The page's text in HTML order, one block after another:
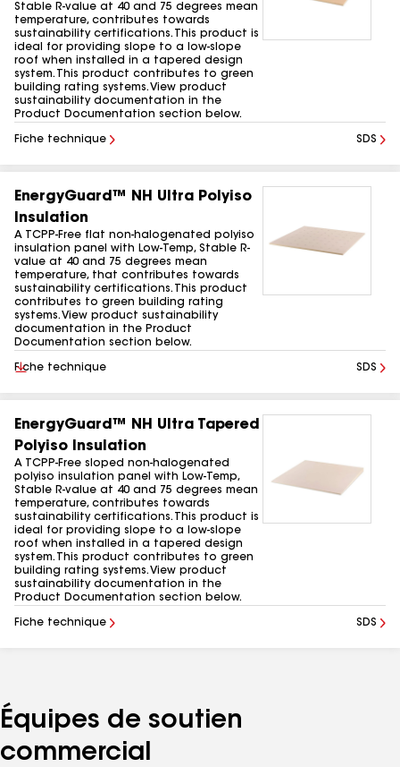
Stable R-value at 40 and 75 degrees mean
temperature, contributes towards
sustainability certifications. This product is
ideal for providing slope to a low-slope
roof when installed in a tapered design
system. This product contributes to green
building rating systems. View product
sustainability documentation in the
Product Documentation section below.
Fiche technique SDS
EnergyGuard™ NH Ultra Polyiso
Insulation
A TCPP-Free flat non-halogenated polyiso
insulation panel with Low-Temp, Stable R-
value at 40 and 75 degrees mean
temperature, that contributes towards
sustainability certifications. This product
contributes to green building rating
systems. View product sustainability
documentation in the Product
Documentation section below.
Télécharger
Fiche technique SDS
EnergyGuard™ NH Ultra Tapered
Polyiso Insulation
A TCPP-Free sloped non-halogenated
polyiso insulation panel with Low-Temp,
Stable R-value at 40 and 75 degrees mean
temperature, contributes towards
sustainability certifications. This product is
ideal for providing slope to a low-slope
roof when installed in a tapered design
system. This product contributes to green
building rating systems. View product
sustainability documentation in the
Product Documentation section below.
Fiche technique SDS
Équipes de soutien
commercial